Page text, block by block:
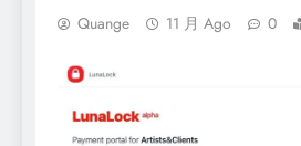
Quange 11 月 Ago 0